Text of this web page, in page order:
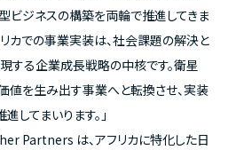
ビジネスの構築を両輪で推進してきま
カでの事業実装は、社会課題の解決と
する企業成長戦略の中核です。衛星
値を生み出す事業へと転換させ、実装
してまいります。」
Partners は、アフリカに特化した日